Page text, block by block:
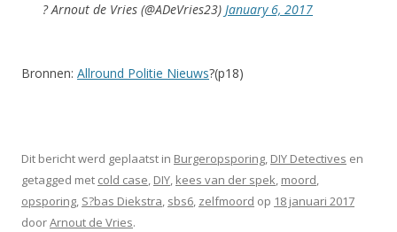
? Arnout de Vries (@ADeVries23) January 6, 2017
Bronnen: Allround Politie Nieuws?(p18)
Dit bericht werd geplaatst in Burgeropsporing, DIY Detectives en
getagged met cold case, DIY, kees van der spek, moord,
opsporing, S?bas Diekstra, sbs6, zelfmoord op 18 januari 2017
doorArnout de Vries.